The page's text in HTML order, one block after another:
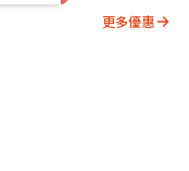
更多優惠